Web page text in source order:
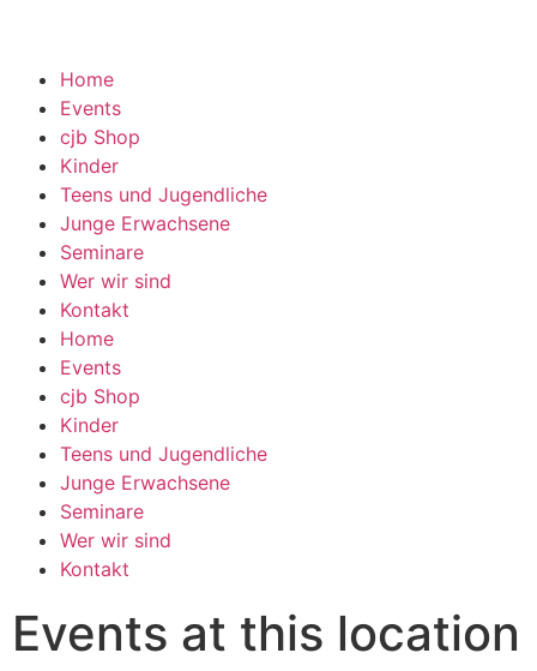
Home
Events
cjb Shop
Kinder
Teens und Jugendliche
Junge Erwachsene
Seminare
Wer wir sind
Kontakt
Home
Events
cjb Shop
Kinder
Teens und Jugendliche
Junge Erwachsene
Seminare
Wer wir sind
Kontakt
Events at this location